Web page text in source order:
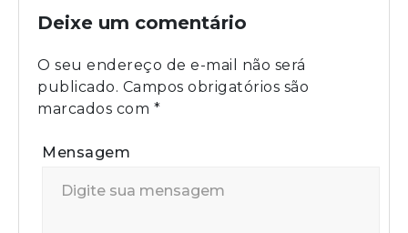
Deixe um comentário
O seu endereço de e-mail não será
publicado. Campos obrigatórios são
marcados com *
Mensagem